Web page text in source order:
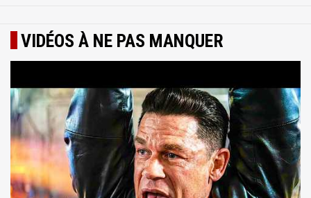
VIDÉOS À NE PAS MANQUER